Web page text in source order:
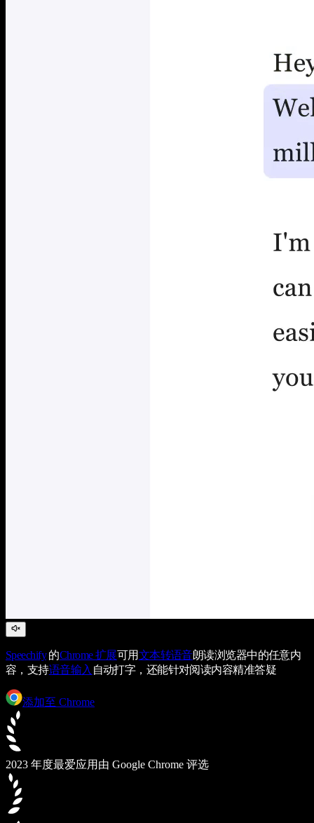
Speechify的Chrome 扩展可用文本转语音朗读浏览器中的任意内
容，支持语音输入 自动打字，还能针对阅读内容精准答疑
添加至 Chrome
2023 年度最爱应用 由 Google Chrome 评选